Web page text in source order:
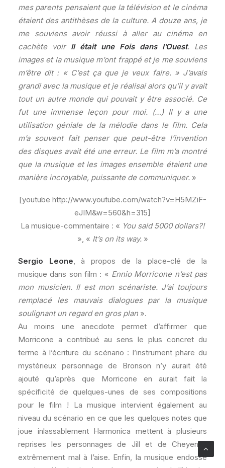
mes parents pensaient que la télévision et le cinéma
étaient des antithèses de la culture. A douze ans, je
me souviens avoir réussi à aller au cinéma en
cachète voir Il était une Fois dans l’Ouest. Les
images et la musique m’ont frappé et je me souviens
m’être dit : « C’est ça que je veux faire. » J’avais
grandi avec la musique et je réalisai alors qu’il y avait
tout un autre monde qui pouvait y être associé. Ce
fut une immense leçon pour moi. (…) Il y a une
utilisation géniale de la mélodie dans le film. Cela
m’a souvent fait penser que peut-être l’invention
des disques avait été une erreur. Le film m’a montré
que la musique et les images ensemble étaient une
manière incroyable, puissante de communiquer. »
[youtube http://www.youtube.com/watch?v=H5MZiF-
eJIM&w=560&h=315]
La musique-commentaire : « You said 5000 dollars?!
», « It’s on its way.»
Sergio Leone, à propos de la place-clé de la
musique dans son film : « Ennio Morricone n’est pas
mon musicien. Il est mon scénariste. J’ai toujours
remplacé les mauvais dialogues par la musique
soulignant un regard en gros plan ».
Au moins une anecdote permet d’affirmer que
Morricone a contribué au sens le plus concret du
terme à l’écriture du scénario : l’instrument phare du
mystérieux personnage de Bronson n’y aurait été
ajouté qu’après que Morricone en aurait fait la
spécificité de quelques-unes de ses compositions
pour le film ! La musique intervient également au
niveau du scénario en ce que les quelques notes que
joue inlassablement Harmonica mettent à plusieurs
reprises les personnages de Jill et de Cheyenne
extrêmement mal à l’aise. Enfin, la musique endosse